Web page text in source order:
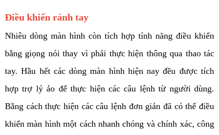
Điều khiển rảnh tay
Nhiêu dòng màn hình còn tích hợp tính năng điều khiển
bằng giọng nói thay vì phải thực hiện thông qua thao tác
tay. Hầu hết các dòng màn hình hiện nay đều được tích
hợp trợ lý ảo để thực hiện các câu lệnh từ người dùng.
Bằng cách thực hiện các câu lệnh đơn giản đã có thể điều
khiển màn hình một cách nhanh chóng và chính xác, công